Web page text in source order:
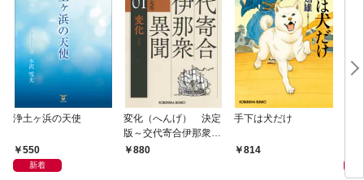
浄土ヶ浜の天使
550
新着
変化（へんげ） 決定
版～交代寄合伊那衆異
聞（1）～
880
手下は犬だけ
814